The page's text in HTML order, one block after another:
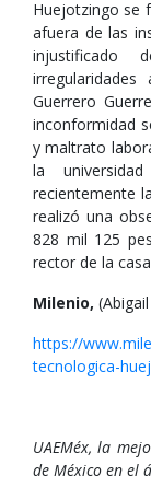
Huejotzingo se
afuera de las
injustificado
Guerrero
inconformidad
y maltrato
la
recientemente
realizó una
828 mil 125
rector de la
Milenio,
https://
tecnologica-
UAEMéx, la
de México en el